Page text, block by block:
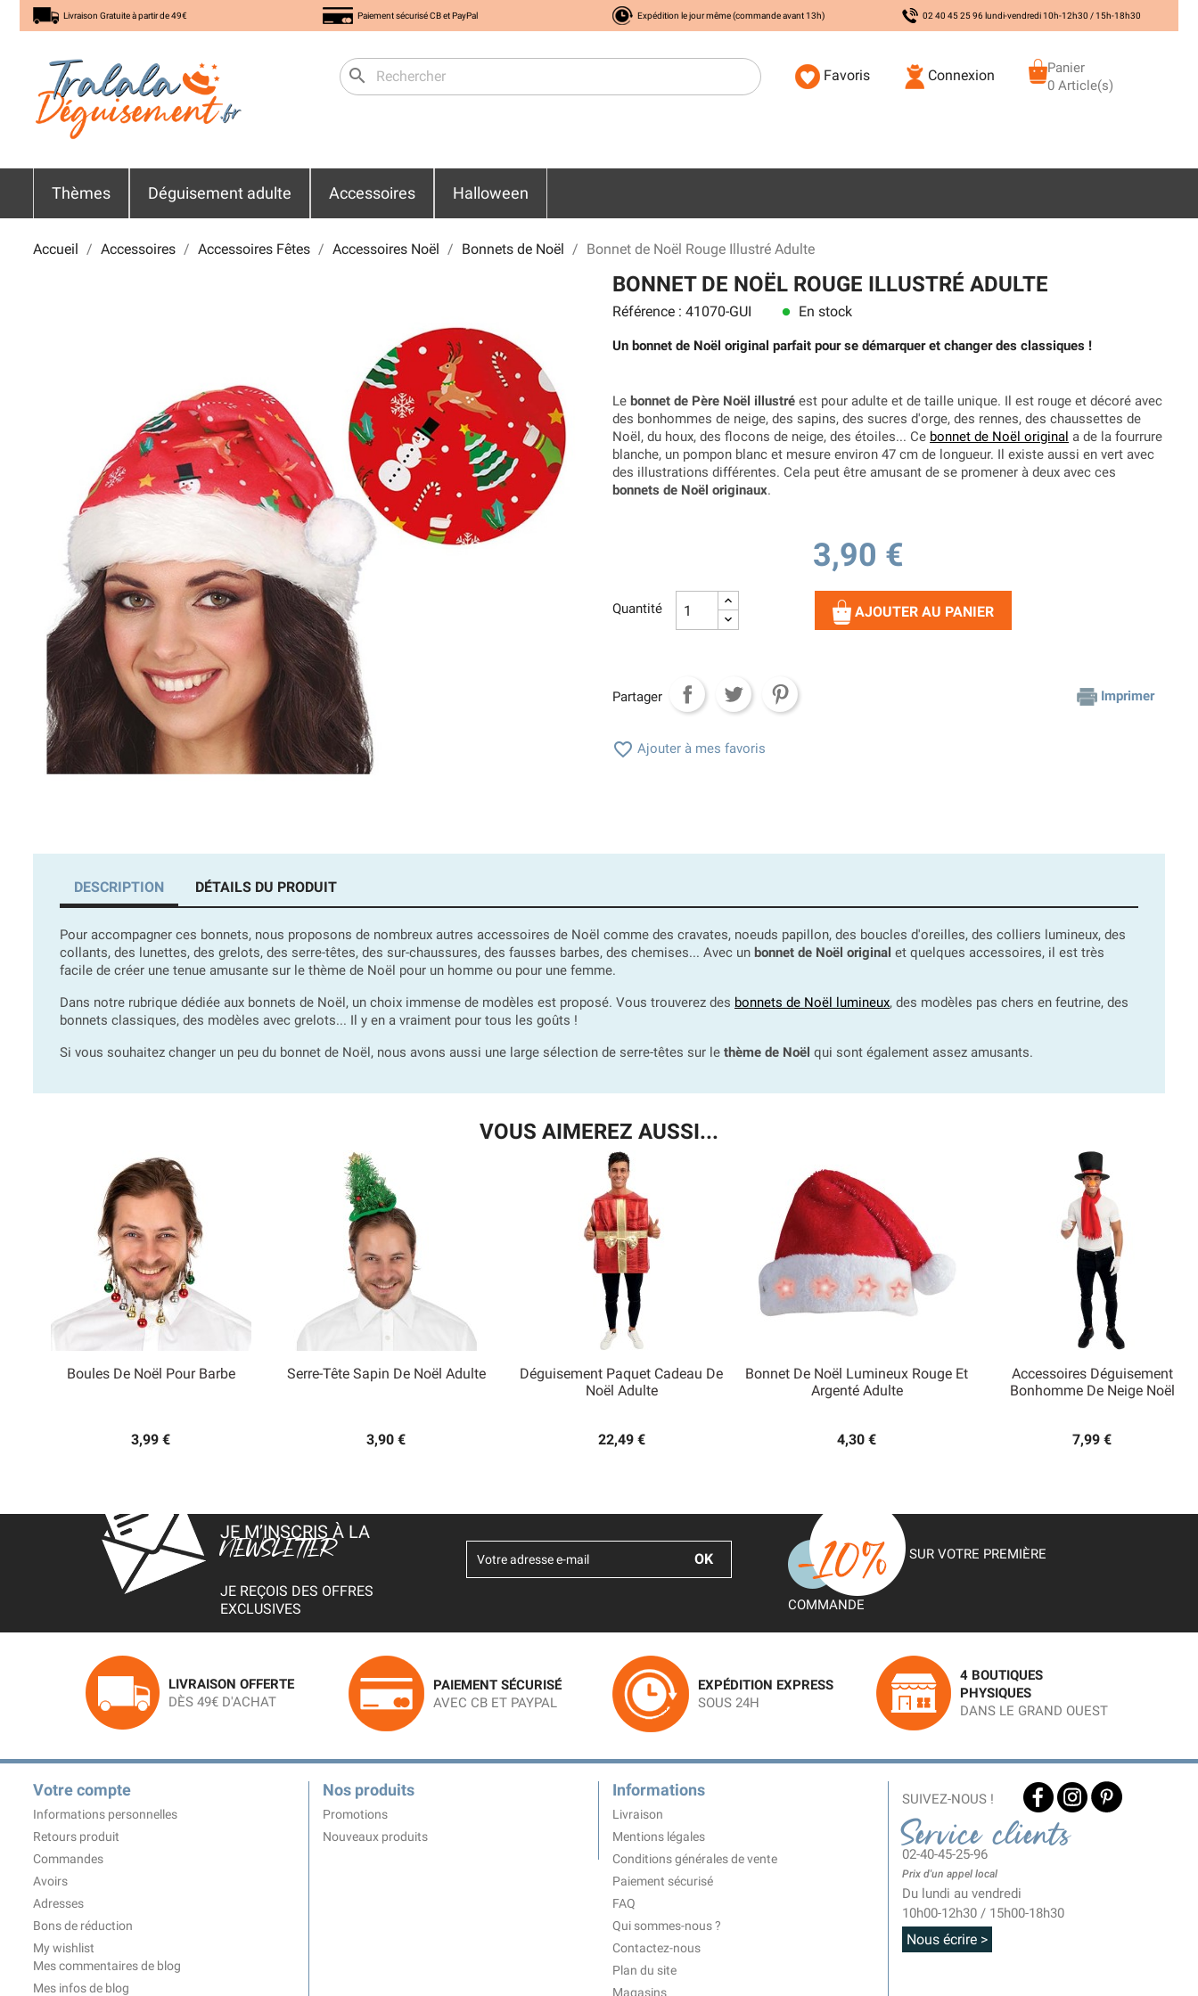
Livraison Gratuite à partir de 49€ Paiement sécurisé CB et PayPal Expédition le jour même (commande avant 13h) 02 40 45 25 96 lundi-vendredi 10h-12h30 / 15h-18h30
search Favoris Connexion
Panier
0 Article(s)
Thèmes Déguisement adulte Accessoires Halloween
Accueil Accessoires Accessoires Fêtes Accessoires Noël Bonnets de Noël Bonnet de Noël Rouge Illustré Adulte
BONNET DE NOËL ROUGE ILLUSTRÉ ADULTE
Référence : 41070-GUI lens En stock
Un bonnet de Noël original parfait pour se démarquer et changer des classiques !
Le bonnet de Père Noël illustré est pour adulte et de taille unique. Il est rouge et décoré avec
des bonhommes de neige, des sapins, des sucres d'orge, des rennes, des chaussettes de
Noël, du houx, des flocons de neige, des étoiles... Ce bonnet de Noël original a de la fourrure
blanche, un pompon blanc et mesure environ 47 cm de longueur. Il existe aussi en vert avec
des illustrations différentes. Cela peut être amusant de se promener à deux avec ces
bonnets de Noël originaux.
3,90 €
Quantité AJOUTER AU PANIER
Partager Imprimer
 Ajouter à mes favoris
DESCRIPTION DÉTAILS DU PRODUIT
Pour accompagner ces bonnets, nous proposons de nombreux autres accessoires de Noël comme des cravates, noeuds papillon, des boucles d'oreilles, des colliers lumineux, des
collants, des lunettes, des grelots, des serre-têtes, des sur-chaussures, des fausses barbes, des chemises... Avec un bonnet de Noël original et quelques accessoires, il est très
facile de créer une tenue amusante sur le thème de Noël pour un homme ou pour une femme.
Dans notre rubrique dédiée aux bonnets de Noël, un choix immense de modèles est proposé. Vous trouverez des bonnets de Noël lumineux, des modèles pas chers en feutrine, des
bonnets classiques, des modèles avec grelots... Il y en a vraiment pour tous les goûts !
Si vous souhaitez changer un peu du bonnet de Noël, nous avons aussi une large sélection de serre-têtes sur le thème de Noël qui sont également assez amusants.
VOUS AIMEREZ AUSSI...
Boules De Noël Pour Barbe
3,99 €
Serre-Tête Sapin De Noël Adulte
3,90 €
Déguisement Paquet Cadeau De
Noël Adulte
22,49 €
Aperçu rapide
Bonnet De Noël Lumineux Rouge Et
Argenté Adulte
4,30 €
Aperçu rapide
Accessoires Déguisement
Bonhomme De Neige Noël
7,99 €
Aperçu rapide
JE M’INSCRIS À LA
NEWSLETTER
JE REÇOIS DES OFFRES
EXCLUSIVES
SUR VOTRE PREMIÈRE
COMMANDE
LIVRAISON OFFERTE
DÈS 49€ D'ACHAT
PAIEMENT SÉCURISÉ
AVEC CB ET PAYPAL
EXPÉDITION EXPRESS
SOUS 24H
4 BOUTIQUES
PHYSIQUES
DANS LE GRAND OUEST
Votre compte
Informations personnelles
Retours produit
Commandes
Avoirs
Adresses
Bons de réduction
My wishlist
Mes commentaires de blog
Mes infos de blog
Nos produits
Promotions
Nouveaux produits
Informations
Livraison
Mentions légales
Conditions générales de vente
Paiement sécurisé
FAQ
Qui sommes-nous ?
Contactez-nous
Plan du site
Magasins
SUIVEZ-NOUS !
Service clients
02-40-45-25-96
Prix d'un appel local
Du lundi au vendredi
10h00-12h30 / 15h00-18h30
Nous écrire >